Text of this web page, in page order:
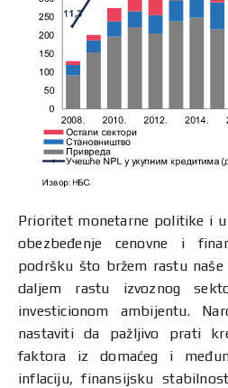
Prioritet monetarne politike i
obezbeđenje cenovne i
podršku što bržem rastu
daljem rastu izvoznog
investicionom ambijentu.
nastaviti da pažljivo prati
faktora iz domaćeg i
inflaciju, finansijsku